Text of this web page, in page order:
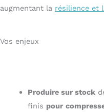
augmentant la résilience et
Vos enjeux
Produire sur stock
finis pour